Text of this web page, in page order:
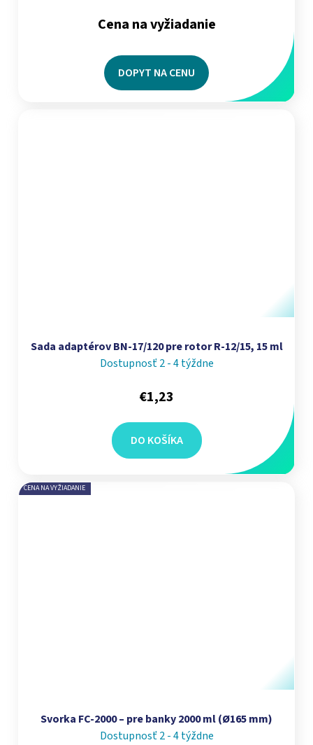
Cena na vyžiadanie
DOPYT NA CENU
Sada adaptérov BN-17/120 pre rotor R-12/15, 15 ml
Dostupnosť 2 - 4 týždne
€1,23
DO KOŠÍKA
CENA NA VYŽIADANIE
Svorka FC-2000 – pre banky 2000 ml (Ø165 mm)
Dostupnosť 2 - 4 týždne